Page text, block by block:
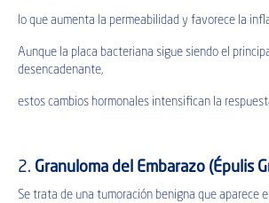
lo que aumenta la permeabilidad y favorece la
Aunque la placa bacteriana sigue siendo el
desencadenante,
estos cambios hormonales intensifican la
2. Granuloma del Embarazo (Épulis
Se trata de una tumoración benigna que aparece